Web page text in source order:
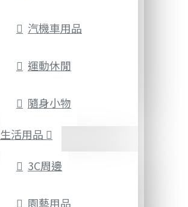
汽機車用品
運動休閒
隨身小物
生活用品
3C周邊
園藝用品